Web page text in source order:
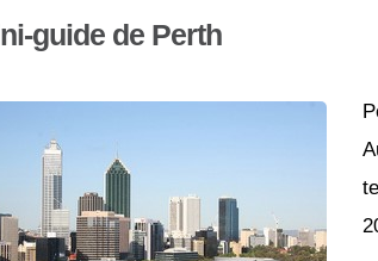
guide de Perth